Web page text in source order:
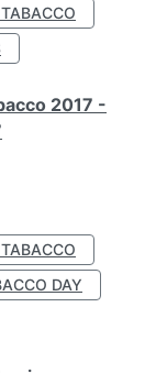
2017 -
DAY